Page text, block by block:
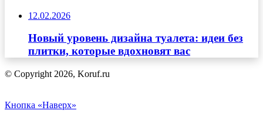
12.02.2026
Новый уровень дизайна туалета: идеи без
плитки, которые вдохновят вас
© Copyright 2026, Koruf.ru
Кнопка «Наверх»